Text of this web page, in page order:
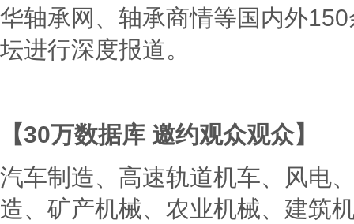
华轴承网、轴承商情等国内外
坛进行深度报道。
【30万数据库 邀约观众观众】
汽车制造、高速轨道机车、风电
造、矿产机械、农业机械、建筑